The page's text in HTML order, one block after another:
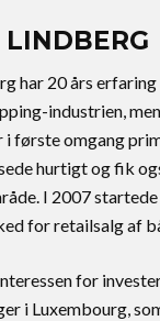
har 20 års
industrien,
i første omgang
hurtigt og fik
I 2007
for retailsalg af
for
i Luxembourg,